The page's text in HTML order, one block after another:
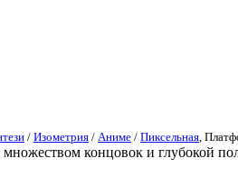
/ Изометрия / Аниме / Пиксельная ,
множеством концовок и глубокой